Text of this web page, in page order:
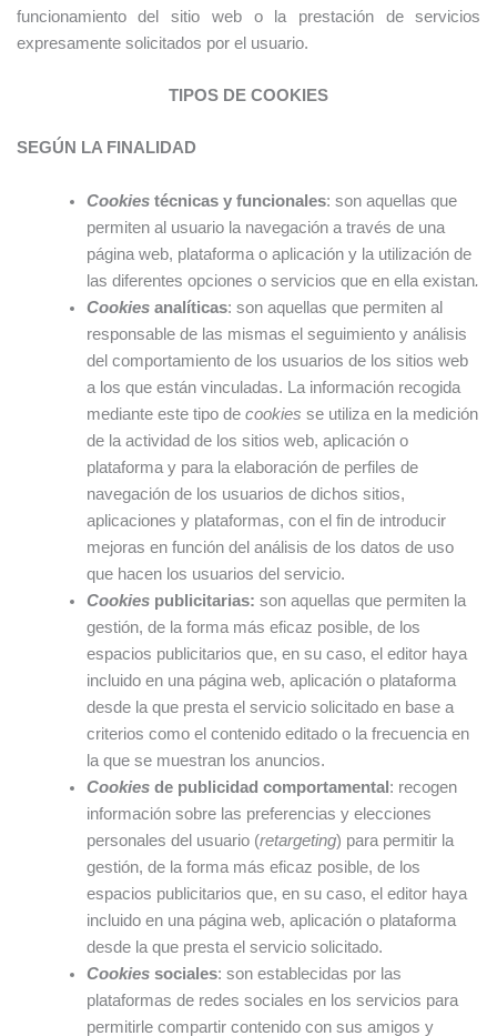
funcionamiento del sitio web o la prestación de servicios
expresamente solicitados por el usuario.
TIPOS DE COOKIES
SEGÚN LA FINALIDAD
Cookiestécnicas y funcionales: son aquellas que
permiten al usuario la navegación a través de una
página web, plataforma o aplicación y la utilización de
las diferentes opciones o servicios que en ella existan.
Cookiesanalíticas: son aquellas que permiten al
responsable de las mismas el seguimiento y análisis
del comportamiento de los usuarios de los sitios web
a los que están vinculadas. La información recogida
mediante este tipo decookies se utiliza en la medición
de la actividad de los sitios web, aplicación o
plataforma y para la elaboración de perfiles de
navegación de los usuarios de dichos sitios,
aplicaciones y plataformas, con el fin de introducir
mejoras en función del análisis de los datos de uso
que hacen los usuarios del servicio.
Cookies publicitarias: son aquellas que permiten la
gestión, de la forma más eficaz posible, de los
espacios publicitarios que, en su caso, el editor haya
incluido en una página web, aplicación o plataforma
desde la que presta el servicio solicitado en base a
criterios como el contenido editado o la frecuencia en
la que se muestran los anuncios.
Cookiesde publicidad comportamental : recogen
información sobre las preferencias y elecciones
personales del usuario (retargeting) para permitir la
gestión, de la forma más eficaz posible, de los
espacios publicitarios que, en su caso, el editor haya
incluido en una página web, aplicación o plataforma
desde la que presta el servicio solicitado.
Cookiessociales: son establecidas por las
plataformas de redes sociales en los servicios para
permitirle compartir contenido con sus amigos y